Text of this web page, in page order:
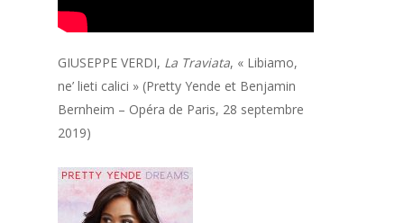
GIUSEPPE VERDI, La Traviata, « Libiamo,
ne’ lieti calici » (Pretty Yende et Benjamin
Bernheim – Opéra de Paris, 28 septembre
2019)